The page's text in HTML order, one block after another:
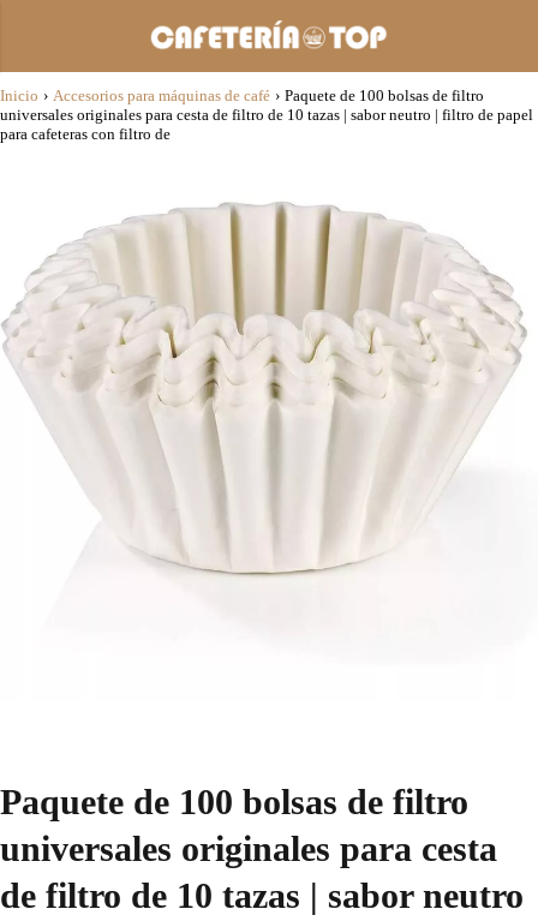
Inicio › Accesorios para máquinas de café › Paquete de 100 bolsas de filtro
universales originales para cesta de filtro de 10 tazas | sabor neutro | filtro de papel
para cafeteras con filtro de
Paquete de 100 bolsas de filtro
universales originales para cesta
de filtro de 10 tazas | sabor neutro